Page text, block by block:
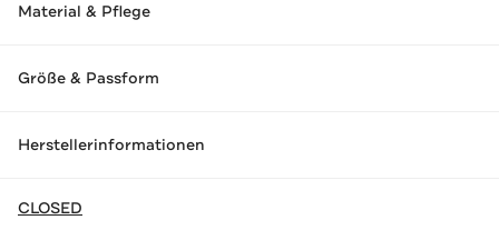
Material & Pflege
Größe & Passform
Herstellerinformationen
CLOSED